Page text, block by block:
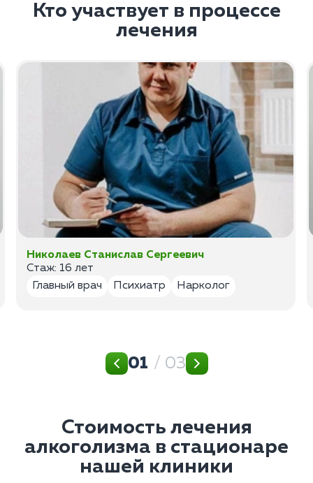
Кто участвует в процессе
лечения
Николаев Станислав Сергеевич
Стаж: 16 лет
Главный врач
Психиатр Нарколог
01 / 03
Стоимость лечения
алкоголизма в стационаре
нашей клиники